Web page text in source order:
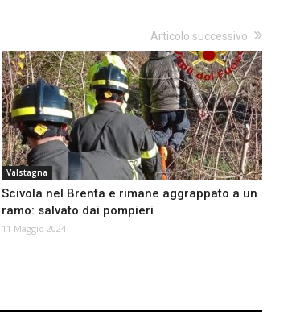
Articolo successivo
Valstagna
Scivola nel Brenta e rimane aggrappato a un
ramo: salvato dai pompieri
11 Maggio 2024